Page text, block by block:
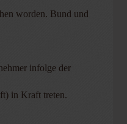
worden. Bund und
infolge der
in Kraft treten.